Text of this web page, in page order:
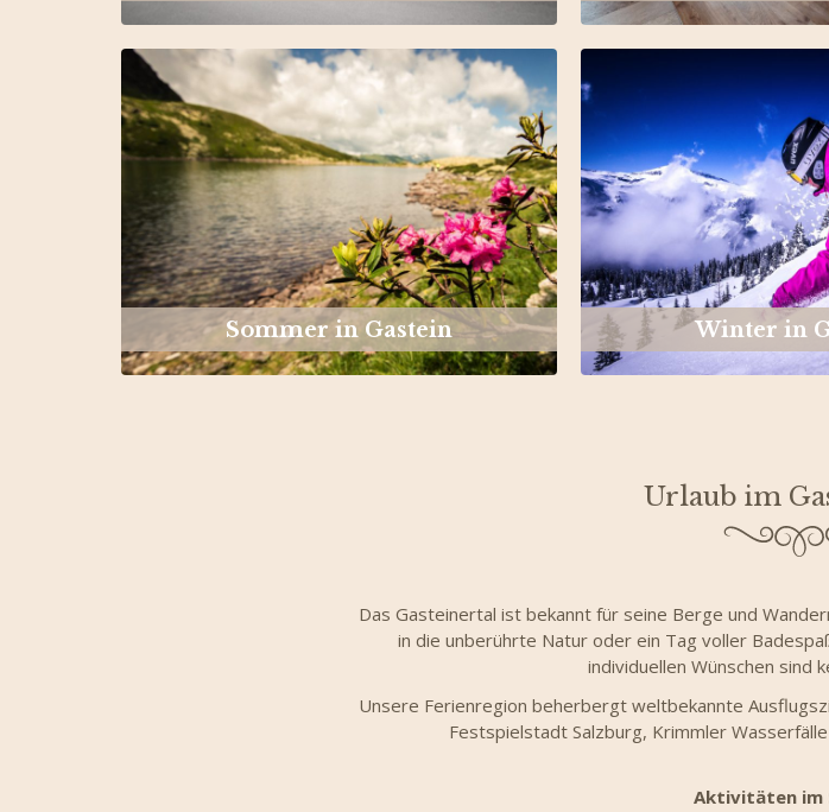
Sommer in Gastein Winter in
Urlaub im
Das Gasteinertal ist bekannt für seine Berge und
in die unberührte Natur oder ein Tag voller
individuellen Wünschen sind
Unsere Ferienregion beherbergt weltbekannte
Festspielstadt Salzburg, Krimmler
Aktivitäten im